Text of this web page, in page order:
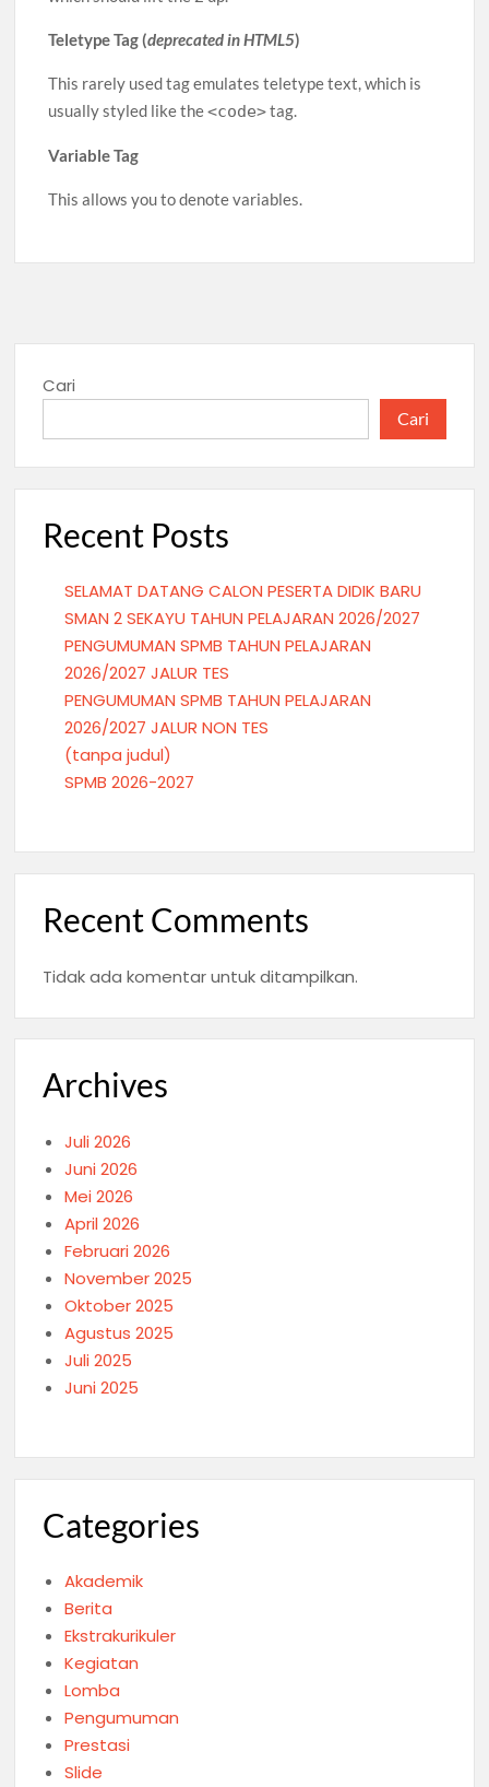
Teletype Tag (deprecated in HTML5)
This rarely used tag emulates teletype text, which is
usually styled like the<code>tag.
Variable Tag
This allows you to denote variables.
Cari
Cari
Recent Posts
SELAMAT DATANG CALON PESERTA DIDIK BARU
SMAN 2 SEKAYU TAHUN PELAJARAN 2026/2027
PENGUMUMAN SPMB TAHUN PELAJARAN
2026/2027 JALUR TES
PENGUMUMAN SPMB TAHUN PELAJARAN
2026/2027 JALUR NON TES
(tanpa judul)
SPMB 2026-2027
Recent Comments
Tidak ada komentar untuk ditampilkan.
Archives
Juli 2026
Juni 2026
Mei 2026
April 2026
Februari 2026
November 2025
Oktober 2025
Agustus 2025
Juli 2025
Juni 2025
Categories
Akademik
Berita
Ekstrakurikuler
Kegiatan
Lomba
Pengumuman
Prestasi
Slide